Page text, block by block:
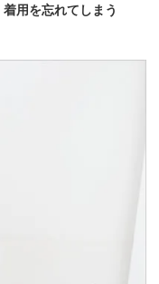
用を忘れてしまう